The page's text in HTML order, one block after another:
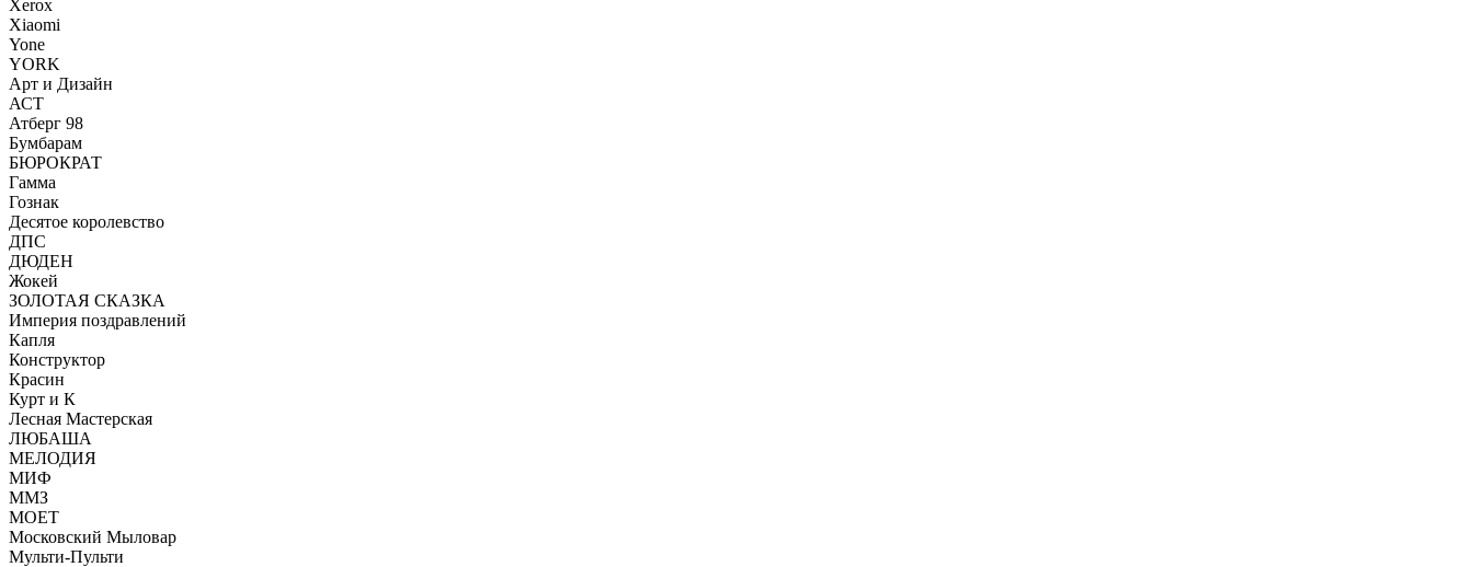
Xerox
Xiaomi
Yone
YORK
Арт и Дизайн
АСТ
Атберг 98
Бумбарам
БЮРОКРАТ
Гамма
Гознак
Десятое королевство
ДПС
ДЮДЕН
Жокей
ЗОЛОТАЯ СКАЗКА
Империя поздравлений
Капля
Конструктор
Красин
Курт и К
Лесная Мастерская
ЛЮБАША
МЕЛОДИЯ
МИФ
ММЗ
МОЕТ
Московский Мыловар
Мульти-Пульти